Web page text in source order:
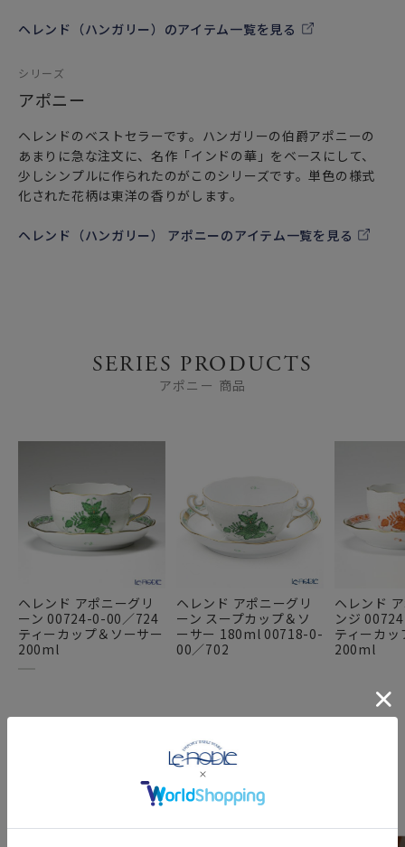
ヘレンド（ハンガリー）のアイテム一覧を見る
シリーズ
アポニー
ヘレンドのベストセラーです。ハンガリーの伯爵アポニーの
あまりに急な注文に、名作「インドの華」をベースにして、
少しシンプルに作られたのがこのシリーズです。単色の様式
化された花柄は東洋の香りがします。
ヘレンド（ハンガリー） アポニーのアイテム一覧を見る
SERIES PRODUCTS
アポニー 商品
ヘレンド アポニーグリ
ーン 00724-0-00／724
ティーカップ＆ソーサー
200ml
ヘレンド アポニーグリ
ーン スープカップ＆ソ
ーサー 180ml 00718-0-
00／702
ヘレンド
ンジ
ティーカ
200ml
FEATURE
特集